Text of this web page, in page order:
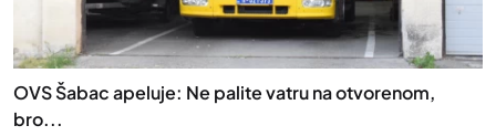
OVS Šabac apeluje: Ne palite vatru na otvorenom,
bro...